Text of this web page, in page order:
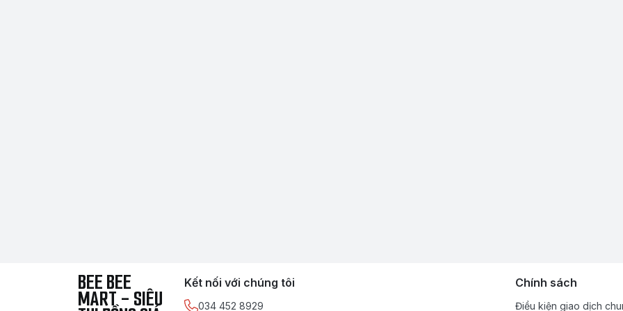
BEE BEE
MART - SIÊU
Kết nối với chúng tôi
034 452 8929
Chính sách
Điều kiện giao dịch